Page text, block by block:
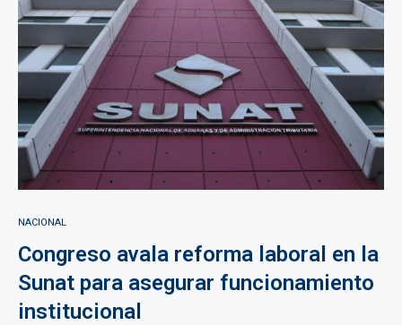
NACIONAL
Congreso avala reforma laboral en la
Sunat para asegurar funcionamiento
institucional